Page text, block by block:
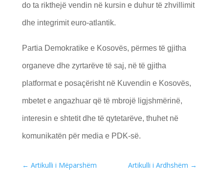
do ta rikthejë vendin në kursin e duhur të zhvillimit
dhe integrimit euro-atlantik.
Partia Demokratike e Kosovës, përmes të gjitha
organeve dhe zyrtarëve të saj, në të gjitha
platformat e posaçërisht në Kuvendin e Kosovës,
mbetet e angazhuar që të mbrojë ligjshmërinë,
interesin e shtetit dhe të qytetarëve, thuhet në
komunikatën për media e PDK-së.
← Artikulli i Mëparshëm Artikulli i Ardhshëm →